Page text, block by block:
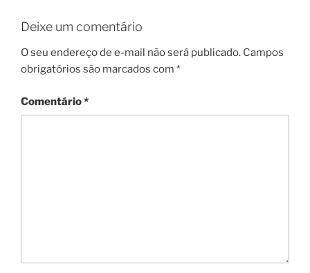
Deixe um comentário
O seu endereço de e-mail não será publicado. Campos
obrigatórios são marcados com *
Comentário*